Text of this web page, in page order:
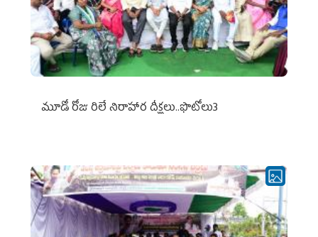
మూడో రోజు రిలే నిరాహార దీక్షలు..ఫొటోలు3